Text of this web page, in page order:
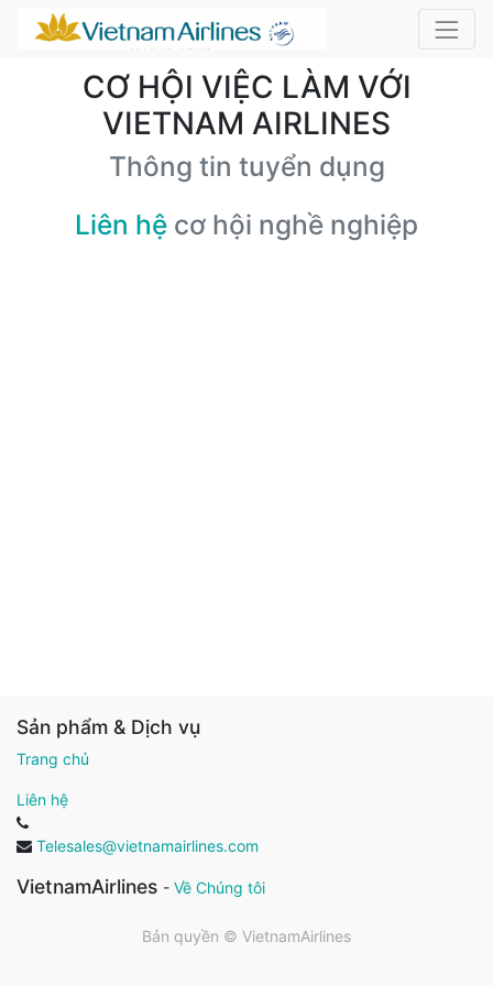
CƠ HỘI VIỆC LÀM VỚI
VIETNAM AIRLINES
Thông tin tuyển dụng
Liên hệ cơ hội nghề nghiệp
Sản phẩm & Dịch vụ
Trang chủ
Liên hệ
Telesales@vietnamairlines.com
VietnamAirlines - Về Chúng tôi
Bản quyền © VietnamAirlines